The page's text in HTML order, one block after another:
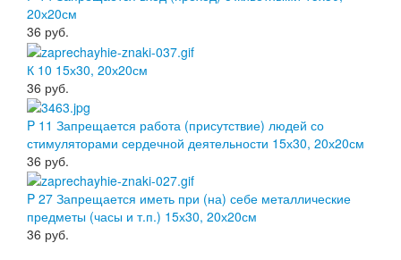
20х20см
36 руб.
К 10 15х30, 20х20см
36 руб.
P 11 Запрещается работа (присутствие) людей со
стимуляторами сердечной деятельности 15х30, 20х20см
36 руб.
P 27 Запрещается иметь при (на) себе металлические
предметы (часы и т.п.) 15х30, 20х20см
36 руб.